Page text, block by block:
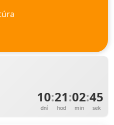
10
dní
:21
hod
:02
min
:45
sek